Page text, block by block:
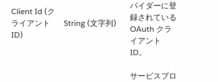
Client Id (ク
ライアント
ID)
String (文字列)
バイダーに登
録されている
OAuth クラ
イアント
ID。
サービスプロ